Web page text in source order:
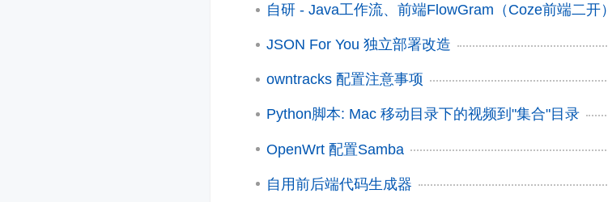
自研 - Java工作流、前端FlowGram（Coze前端二开）
JSON For You 独立部署改造
owntracks 配置注意事项
Python脚本: Mac 移动目录下的视频到"集合"目录
OpenWrt 配置Samba
自用前后端代码生成器